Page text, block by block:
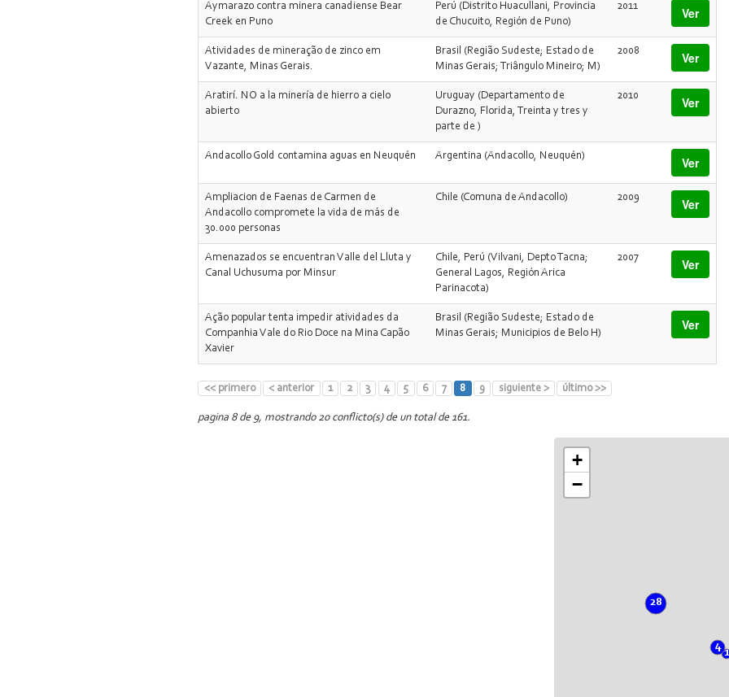
Aymarazo contra minera canadiense Bear
Creek en Puno
Perú (Distrito Huacullani, Provincia
de Chucuito, Región de Puno)
2011 Ver
Atividades de mineração de zinco em
Vazante, Minas Gerais.
Brasil (Região Sudeste; Estado de
Minas Gerais; Triângulo Mineiro; M)
2008 Ver
Aratirí. NO a la minería de hierro a cielo
abierto
Uruguay (Departamento de
Durazno, Florida, Treinta y tres y
parte de )
2010 Ver
Andacollo Gold contamina aguas en Neuquén Argentina (Andacollo, Neuquén) Ver
Ampliacion de Faenas de Carmen de
Andacollo compromete la vida de más de
30.000 personas
Chile (Comuna de Andacollo) 2009 Ver
Amenazados se encuentran Valle del Lluta y
Canal Uchusuma por Minsur
Chile, Perú (Vilvani, Depto Tacna;
General Lagos, Región Arica
Parinacota)
2007 Ver
Ação popular tenta impedir atividades da
Companhia Vale do Rio Doce na Mina Capão
Xavier
Brasil (Região Sudeste; Estado de
Minas Gerais; Municipios de Belo H)
Ver
<< primero < anterior 1 2 3 4 5 6 7 8 9 siguiente > último >>
pagina 8 de 9, mostrando 20 conflicto(s) de un total de 161.
1
4
28
+
−